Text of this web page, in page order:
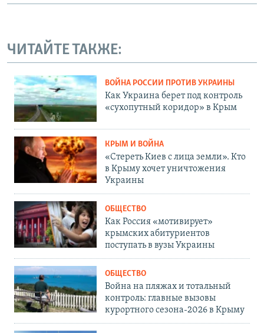
ЧИТАЙТЕ ТАКЖЕ:
ВОЙНА РОССИИ ПРОТИВ УКРАИНЫ
Как Украина берет под контроль
«сухопутный коридор» в Крым
КРЫМ И ВОЙНА
«Стереть Киев с лица земли». Кто
в Крыму хочет уничтожения
Украины
ОБЩЕСТВО
Как Россия «мотивирует»
крымских абитуриентов
поступать в вузы Украины
ОБЩЕСТВО
Война на пляжах и тотальный
контроль: главные вызовы
курортного сезона-2026 в Крыму